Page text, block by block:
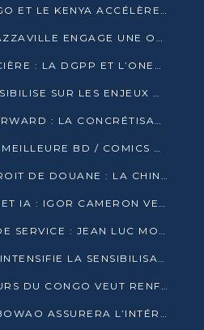
FONDS BLEU : LE CONGO ET LE KENYA ACCÉLÈRENT LA MOBILISATION DES FINANCEMENTS
DETTE PUBLIQUE : BRAZZAVILLE ENGAGE UNE OPÉRATION DE RACHAT DE 575 MILLIONS DE DOLLARS
GOUVERNANCE FINANCIÈRE : LA DGPP ET L’ONEC-C VERS UN PARTENARIAT POUR ASSAINIR LES ENTREPRISES PUBLIQUES
CONGO TERMINAL SENSIBILISE SUR LES ENJEUX DE LA SANTÉ MENTALE EN
LE SOMMET AFRICA FORWARD : LA CONCRÉTISATION DE PARTENARIATS ÉQUILIBRÉS ET TOURNÉS VERS L’AVENIR ENTRE LE CONTINENT AFRICAIN ET LA FRANCE
NEA ÉDITIONS SACRÉE MEILLEURE BD / COMICS D’AFRIQUE AU KENYA
(MULTIMÉDIA) ZÉRO DROIT DE DOUANE : LA CHINE ET L’AFRIQUE VERS UNE PROXIMITÉ SANS PRÉCÉDENT (PAPIER GÉNÉRAL)
LANGUES NATIONALES ET IA : IGOR CAMERON VEUT ARRIMER LA STRATÉGIE IA À LA LOI SUR LA RECHERCHE
CERTIFICAT DE PRISE DE SERVICE : JEAN LUC MOUTHOU DÉMENT UNE « FAKE NEWS »
CHOLÉRA : LE CONGO INTENSIFIE LA SENSIBILISATION AU MARCHÉ DE TALANGAÏ
L’ORDRE DES INGÉNIEURS DU CONGO VEUT RENFORCER L’ÉTHIQUE ET LA CRÉDIBILITÉ DE LA PROFESSION
COSERCO : VALENTIN BOWAO ASSURERA L’INTÉRIM À LA TÊTE DU BUREAU EXÉCUTIF NATIONAL